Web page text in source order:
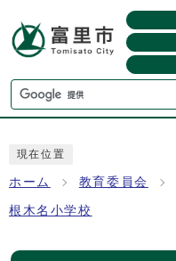
現在位置
ホーム 教育委員会
根木名小学校